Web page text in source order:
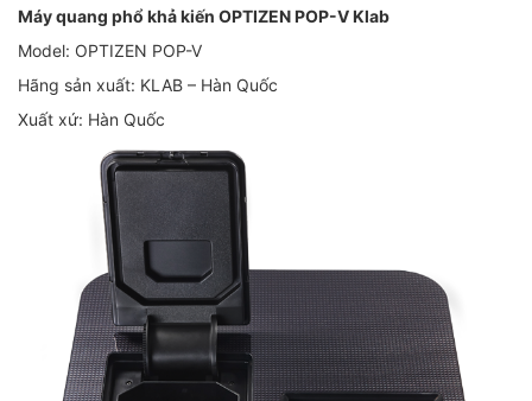
Máy quang phổ khả kiến OPTIZEN POP-V Klab
Model: OPTIZEN POP-V
Hãng sản xuất: KLAB – Hàn Quốc
Xuất xứ: Hàn Quốc